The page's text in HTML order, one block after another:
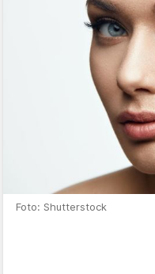
Foto: Shutterstock